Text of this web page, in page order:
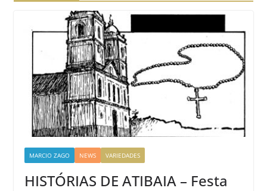
MARCIO ZAGO NEWS VARIEDADES
HISTÓRIAS DE ATIBAIA – Festa